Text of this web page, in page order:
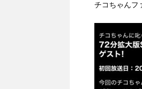
チコちゃんフ